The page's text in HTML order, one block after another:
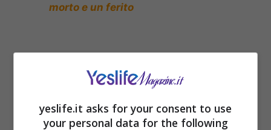
morto e un ferito
yeslife.it asks for your consent to use
your personal data for the following